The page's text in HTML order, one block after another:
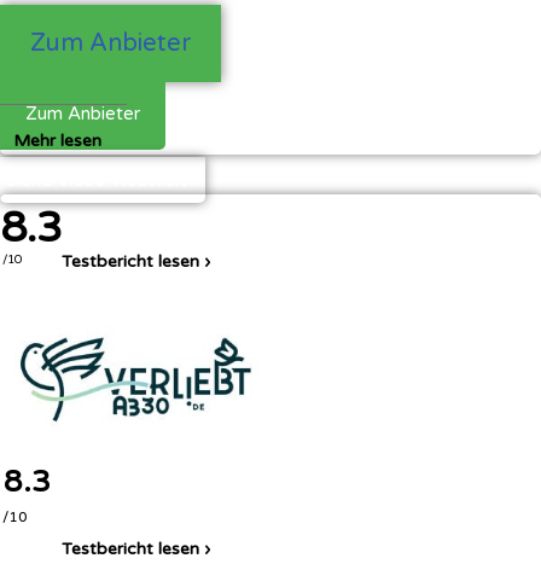
Zum Anbieter
Zum Anbieter
Mehr lesen
8.3
/10 Testbericht lesen ›
8.3
/10
Testbericht lesen ›